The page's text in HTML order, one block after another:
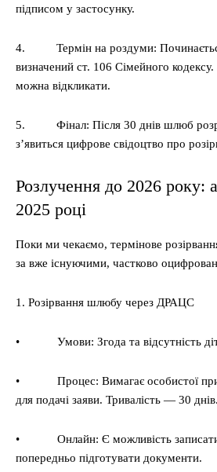
підписом у застосунку.
4. Термін на роздуми:
визначений ст. 106 Сімейного кодексу.
можна відкликати.
5. Фінал: Після 30 днів шлюб
з’явиться цифрове свідоцтво про
Розлучення до 2026 року:
2025 році
Поки ми чекаємо, термінове
за вже існуючими, частково
1. Розірвання шлюбу через ДРАЦС
• Умови: Згода та відсутність
• Процес: Вимагає особистої
для подачі заяви. Тривалість — 30 днів.
• Онлайн: Є можливість
попередньо підготувати документи.